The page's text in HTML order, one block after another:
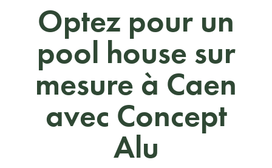
Optez pour un
pool house sur
mesure à Caen
avec Concept
Alu